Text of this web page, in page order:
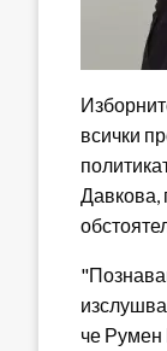
всички
Давкова,
че Румен